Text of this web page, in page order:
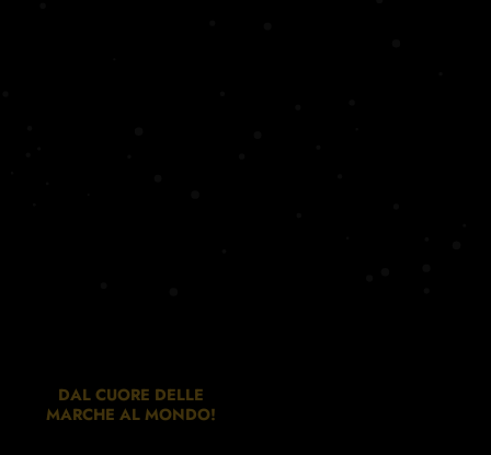
DAL CUORE DELLE
MARCHE AL MONDO!